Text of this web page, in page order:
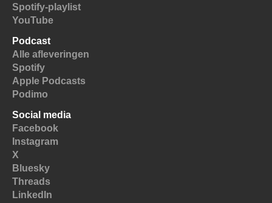
Spotify-playlist
YouTube
Podcast
Alle afleveringen
Spotify
Apple Podcasts
Podimo
Social media
Facebook
Instagram
X
Bluesky
Threads
LinkedIn